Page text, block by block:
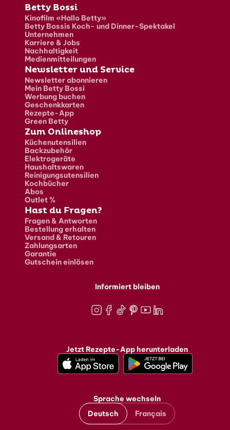
Fusszeile
Betty Bossi
Kinofilm «Hallo Betty»
Betty Bossis Koch- und Dinner-Spektakel
Unternehmen
Karriere & Jobs
Nachhaltigkeit
Medienmitteilungen
Newsletter und Service
Newsletter abonnieren
Mein Betty Bossi
Werbung buchen
Geschenkkarten
Rezepte-App
Green Betty
Zum Onlineshop
Küchenutensilien
Backzubehör
Elektrogeräte
Haushaltswaren
Reinigungsutensilien
Kochbücher
Abos
Outlet %
Hast du Fragen?
Fragen & Antworten
Bestellung erhalten
Versand & Retouren
Zahlungsarten
Garantie
Gutschein einlösen
Informiert bleiben
Jetzt Rezepte-App herunterladen
Sprache wechseln
Deutsch
Français